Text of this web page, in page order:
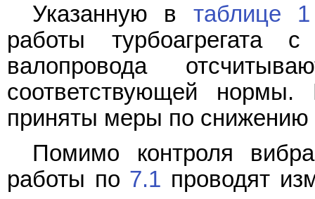
Указанную в таблице 1
работы турбоагрегата
валопровода
соответствующей
приняты меры по снижению
Помимо контроля
работы по 7.1 проводят